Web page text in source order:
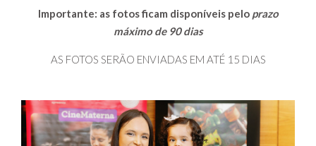
Importante: as fotos ficam disponíveis peloprazo
máximo de 90 dias
AS FOTOS SERÃO ENVIADAS EM ATÉ 15 DIAS